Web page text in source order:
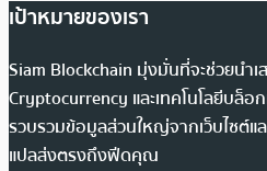
เป้าหมายของเรา
Siam Blockchain มุ่งมั่นที่จะช่วยนำ
Cryptocurrency และเทคโนโลยีบล็อ
รวบรวมข้อมูลส่วนใหญ่จากเว็บไซต์แ
แปลส่งตรงถึงฟีดคุณ